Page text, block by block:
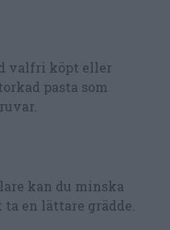
valfri köpt eller
pasta som
kan du minska
en lättare grädde.